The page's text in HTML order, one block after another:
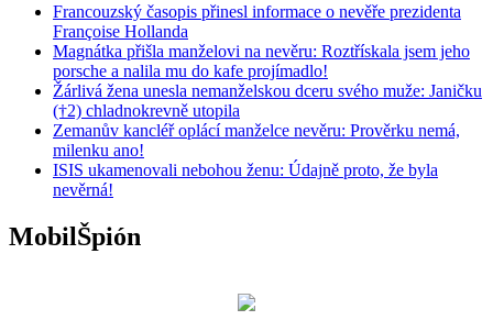
Francouzský časopis přinesl informace o nevěře prezidenta
Françoise Hollanda
Magnátka přišla manželovi na nevěru: Roztřískala jsem jeho
porsche a nalila mu do kafe projímadlo!
Žárlivá žena unesla nemanželskou dceru svého muže: Janičku
(†2) chladnokrevně utopila
Zemanův kancléř oplácí manželce nevěru: Prověrku nemá,
milenku ano!
ISIS ukamenovali nebohou ženu: Údajně proto, že byla
nevěrná!
MobilŠpión